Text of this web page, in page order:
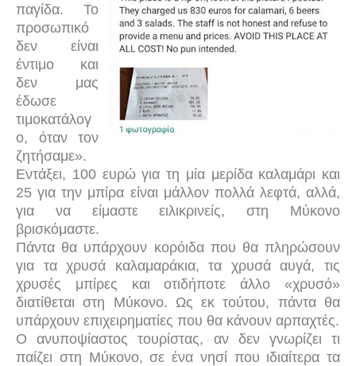
παγίδα. Το
προσωπικό
δεν είναι
έντιμο και
δεν μας
έδωσε
τιμοκατάλογ
ο, όταν τον
ζητήσαμε».
Εντάξει, 100 ευρώ για τη μία μερίδα καλαμάρι και
25 για την μπίρα είναι μάλλον πολλά λεφτά, αλλά,
για να είμαστε ειλικρινείς, στη Μύκονο
βρισκόμαστε.
Πάντα θα υπάρχουν κορόιδα που θα πληρώσουν
για τα χρυσά καλαμαράκια, τα χρυσά αυγά, τις
χρυσές μπίρες και οτιδήποτε άλλο «χρυσό»
διατίθεται στη Μύκονο. Ως εκ τούτου, πάντα θα
υπάρχουν επιχειρηματίες που θα κάνουν αρπαχτές.
Ο ανυποψίαστος τουρίστας, αν δεν γνωρίζει τι
παίζει στη Μύκονο, σε ένα νησί που ιδιαίτερα τα